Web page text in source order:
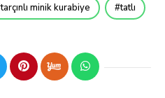
tarçınlı minik kurabiye tatlı